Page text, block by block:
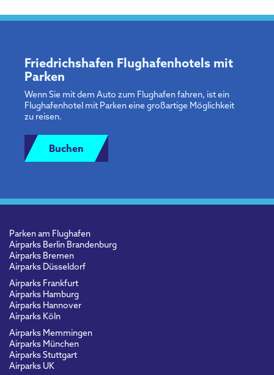
Friedrichshafen Flughafenhotels mit
Parken
Wenn Sie mit dem Auto zum Flughafen fahren, ist ein
Flughafenhotel mit Parken eine großartige Möglichkeit
zu reisen.
Buchen
Parken am Flughafen
Airparks Berlin Brandenburg
Airparks Bremen
Airparks Düsseldorf
Airparks Frankfurt
Airparks Hamburg
Airparks Hannover
Airparks Köln
Airparks Memmingen
Airparks München
Airparks Stuttgart
Airparks UK